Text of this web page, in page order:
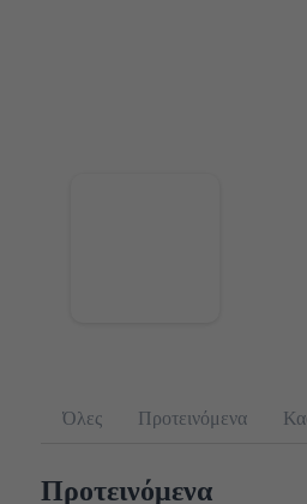
Όλες Προτεινόμενα
Προτεινόμενα